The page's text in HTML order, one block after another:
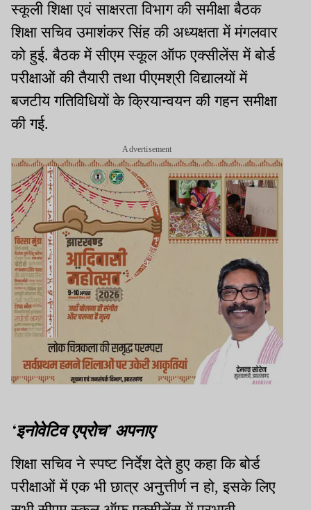
स्कूली शिक्षा एवं साक्षरता विभाग की समीक्षा बैठक
शिक्षा सचिव उमाशंकर सिंह की अध्यक्षता में मंगलवार
को हुई. बैठक में सीएम स्कूल ऑफ एक्सीलेंस में बोर्ड
परीक्षाओं की तैयारी तथा पीएमश्री विद्यालयों में
बजटीय गतिविधियों के क्रियान्वयन की गहन समीक्षा
की गई.
Advertisement
‘इनोवेटिव एप्रोच’ अपनाए
शिक्षा सचिव ने स्पष्ट निर्देश देते हुए कहा कि बोर्ड
परीक्षाओं में एक भी छात्र अनुत्तीर्ण न हो, इसके लिए